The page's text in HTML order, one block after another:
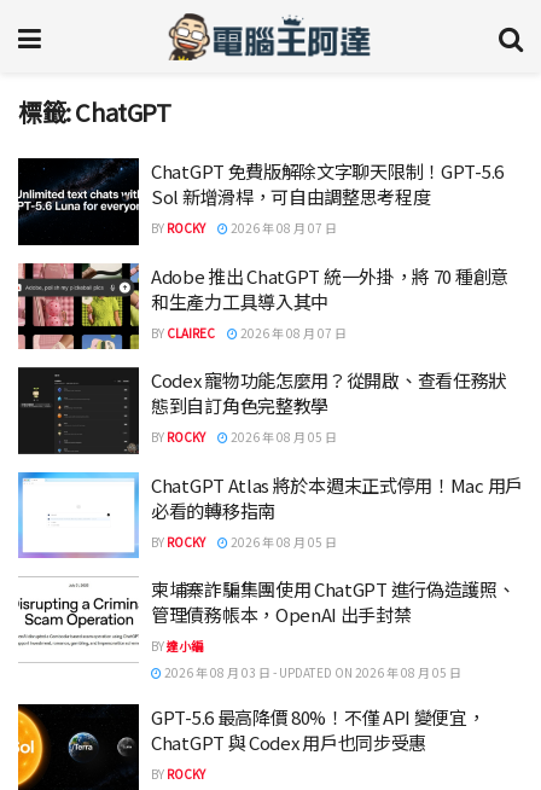
標籤:ChatGPT
ChatGPT 免費版解除文字聊天限制！GPT-5.6
Sol 新增滑桿，可自由調整思考程度
BY ROCKY 2026 年 08 月 07 日
Adobe 推出 ChatGPT 統一外掛，將 70 種創意
和生產力工具導入其中
BY CLAIREC 2026 年 08 月 07 日
Codex 寵物功能怎麼用？從開啟、查看任務狀
態到自訂角色完整教學
BY ROCKY 2026 年 08 月 05 日
ChatGPT Atlas 將於本週末正式停用！Mac 用戶
必看的轉移指南
BY ROCKY 2026 年 08 月 05 日
柬埔寨詐騙集團使用 ChatGPT 進行偽造護照、
管理債務帳本，OpenAI 出手封禁
BY達小編
2026 年 08 月 03 日 - UPDATED ON 2026 年 08 月 05 日
GPT-5.6 最高降價 80%！不僅 API 變便宜，
ChatGPT 與 Codex 用戶也同步受惠
BY ROCKY